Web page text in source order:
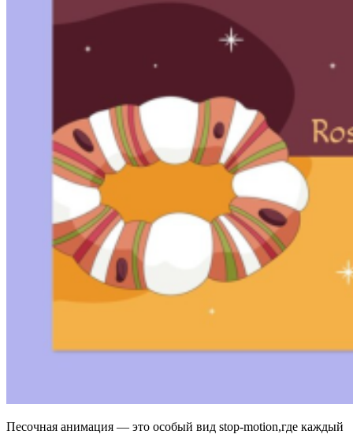
Песочная анимация — это особый вид stop-motion,где каждый